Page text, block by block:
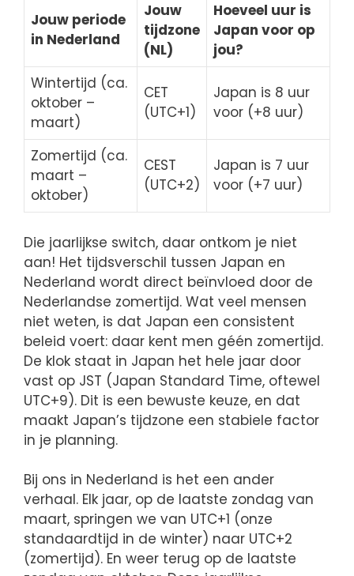
Jouw periode
in Nederland
Jouw
tijdzone
(NL)
Hoeveel uur is
Japan voor op
jou?
Wintertijd (ca.
oktober –
maart)
CET
(UTC+1)
Japan is 8 uur
voor (+8 uur)
Zomertijd (ca.
maart –
oktober)
CEST
(UTC+2)
Japan is 7 uur
voor (+7 uur)
Die jaarlijkse switch, daar ontkom je niet
aan! Het tijdsverschil tussen Japan en
Nederland wordt direct beïnvloed door de
Nederlandse zomertijd. Wat veel mensen
niet weten, is dat Japan een consistent
beleid voert: daar kent men géén zomertijd.
De klok staat in Japan het hele jaar door
vast op JST (Japan Standard Time, oftewel
UTC+9). Dit is een bewuste keuze, en dat
maakt Japan’s tijdzone een stabiele factor
in je planning.
Bij ons in Nederland is het een ander
verhaal. Elk jaar, op de laatste zondag van
maart, springen we van UTC+1 (onze
standaardtijd in de winter) naar UTC+2
(zomertijd). En weer terug op de laatste